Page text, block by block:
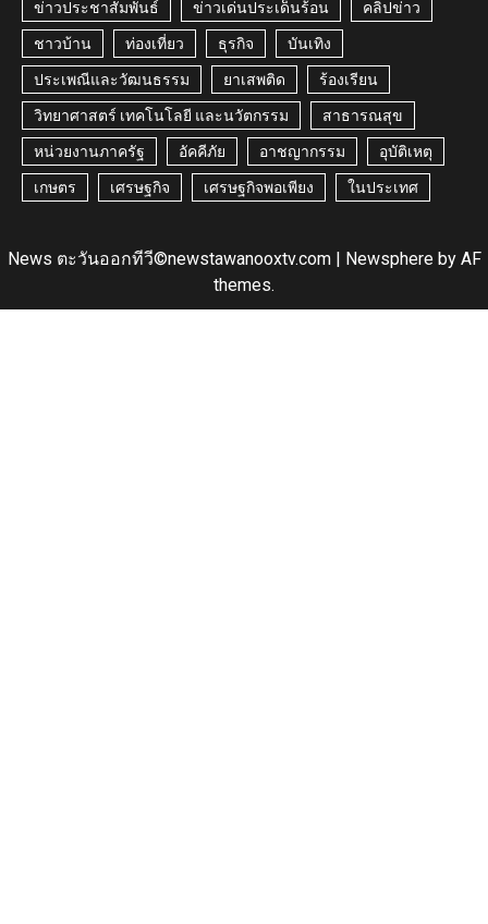
ข่าวประชาสัมพันธ์ ข่าวเด่นประเด็นร้อน คลิปข่าว
ชาวบ้าน ท่องเที่ยว ธุรกิจ บันเทิง
ประเพณีและวัฒนธรรม ยาเสพติด ร้องเรียน
วิทยาศาสตร์ เทคโนโลยี และนวัตกรรม สาธารณสุข
หน่วยงานภาครัฐ อัคคีภัย อาชญากรรม อุบัติเหตุ
เกษตร เศรษฐกิจ เศรษฐกิจพอเพียง ในประเทศ
News ตะวันออกทีวี©newstawanooxtv.com | Newsphereby AF
themes.